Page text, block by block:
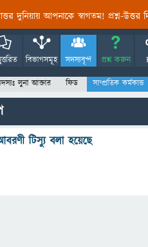
দুনিয়ায় আপনাকে স্বাগতম! প্রশ্ন-উত্তর
বিভাগসমূহ সদস্যবৃন্দ প্রশ্ন করুন
লুনা আক্তার ফিড সাম্প্রতিক কর্মকান্ড
টিস্যু বলা হয়েছে